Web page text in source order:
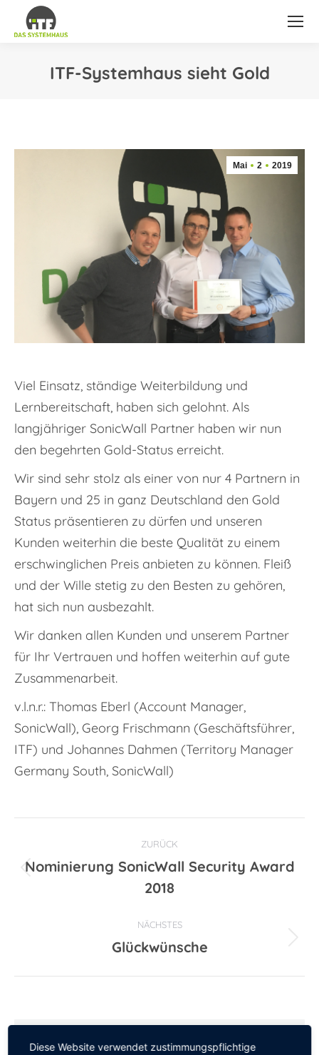
ITF-Systemhaus sieht Gold
Mai 2 2019
Viel Einsatz, ständige Weiterbildung und
Lernbereitschaft, haben sich gelohnt. Als
langjähriger SonicWall Partner haben wir nun
den begehrten Gold-Status erreicht.
Wir sind sehr stolz als einer von nur 4 Partnern in
Bayern und 25 in ganz Deutschland den Gold
Status präsentieren zu dürfen und unseren
Kunden weiterhin die beste Qualität zu einem
erschwinglichen Preis anbieten zu können. Fleiß
und der Wille stetig zu den Besten zu gehören,
hat sich nun ausbezahlt.
Wir danken allen Kunden und unserem Partner
für Ihr Vertrauen und hoffen weiterhin auf gute
Zusammenarbeit.
v.l.n.r.: Thomas Eberl (Account Manager,
SonicWall), Georg Frischmann (Geschäftsführer,
ITF) und Johannes Dahmen (Territory Manager
Germany South, SonicWall)
ZURÜCK
Vorheriger
Beitrag:
Nominierung SonicWall Security Award
2018
NÄCHSTES
Nächster
Glückwünsche
Aktuelle News
Diese Website verwendet zustimmungspflichtige